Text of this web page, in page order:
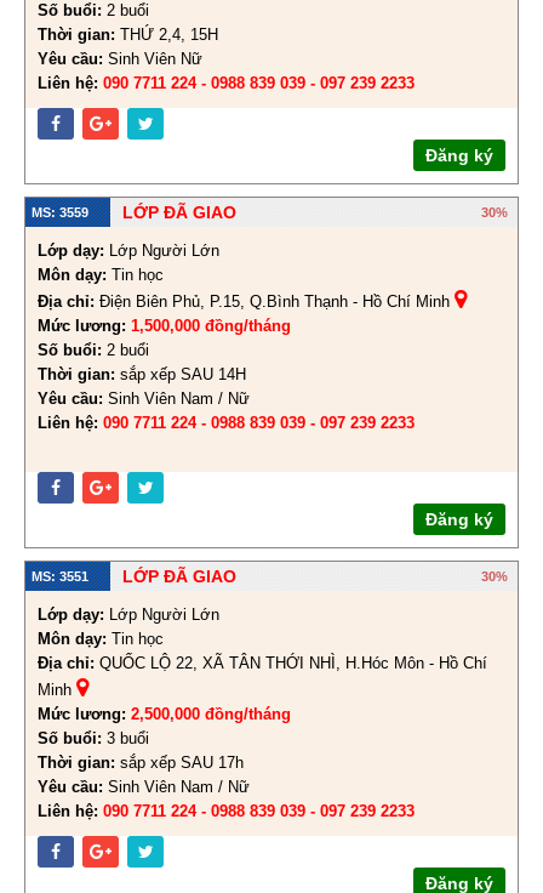
Số buổi: 2 buổi
Thời gian: THỨ 2,4, 15H
Yêu cầu: Sinh Viên Nữ
Liên hệ: 090 7711 224 - 0988 839 039 - 097 239 2233
Đăng ký
MS: 3559 LỚP ĐÃ GIAO 30%
Lớp dạy: Lớp Người Lớn
Môn dạy: Tin học
Địa chỉ: Điện Biên Phủ, P.15, Q.Bình Thạnh - Hồ Chí Minh
Mức lương: 1,500,000 đồng/tháng
Số buổi: 2 buổi
Thời gian: sắp xếp SAU 14H
Yêu cầu: Sinh Viên Nam / Nữ
Liên hệ: 090 7711 224 - 0988 839 039 - 097 239 2233
Đăng ký
MS: 3551 LỚP ĐÃ GIAO 30%
Lớp dạy: Lớp Người Lớn
Môn dạy: Tin học
Địa chỉ: QUỐC LỘ 22, XÃ TÂN THỚI NHÌ, H.Hóc Môn - Hồ Chí
Minh
Mức lương: 2,500,000 đồng/tháng
Số buổi: 3 buổi
Thời gian: sắp xếp SAU 17h
Yêu cầu: Sinh Viên Nam / Nữ
Liên hệ: 090 7711 224 - 0988 839 039 - 097 239 2233
Đăng ký